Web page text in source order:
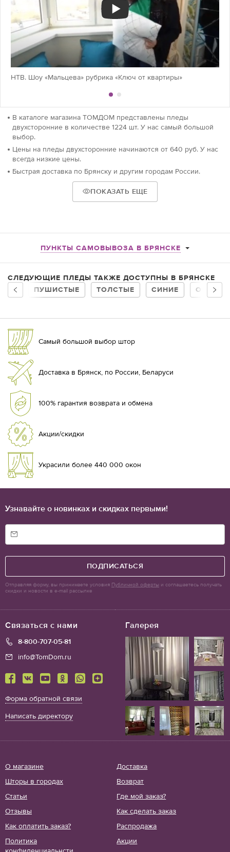
НТВ. Шоу «Мальцева» рубрика «Ключ от квартиры»
В каталоге магазина ТОМДОМ представлены пледы
двухсторонние в количестве 1224 шт. У нас самый большой
выбор.
Цены на пледы двухсторонние начинаются от 640 руб. У нас
всегда низкие цены.
Быстрая доставка по Брянску и другим городам России.
ПОКАЗАТЬ ЕЩЕ
ПУНКТЫ САМОВЫВОЗА В БРЯНСКЕ
СЛЕДУЮЩИЕ ПЛЕДЫ ТАКЖЕ ДОСТУПНЫ В БРЯНСКЕ
ПУШИСТЫЕ
ТОЛСТЫЕ СИНИЕ
Самый большой выбор штор
Доставка в Брянск, по России, Беларуси
100% гарантия возврата и обмена
Акции/скидки
Украсили более 440 000 окон
Галерея
Связаться с нами
8-800-707-05-81
info@TomDom.ru
Форма обратной связи
Написать директору
О магазине
Доставка
Шторы в городах
Возврат
Статьи
Где мой заказ?
Отзывы
Как сделать заказ
Как оплатить заказ?
Распродажа
Политика
Акции
Узнавайте о новинках и скидках первыми!
ПОДПИСАТЬСЯ
Отправляя форму, вы принимаете условия Публичной оферты и соглашаетесь получать
скидки и новости в e-mail рассылке